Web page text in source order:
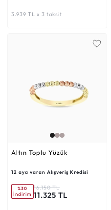
3.939 TL x 3 taksit
Altın Toplu Yüzük
12 aya varan Alışveriş Kredisi
%30
İndirim
16.150 TL
11.325 TL